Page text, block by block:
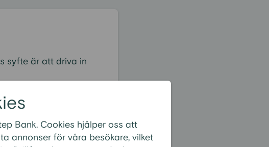
Bank. Cookies hjälper oss att
annonser för våra besökare, vilket
syfte är att driva in